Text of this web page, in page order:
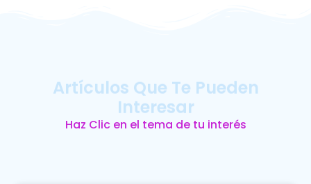
Artículos Que Te Pueden
Interesar
Haz Clic en el tema de tu interés